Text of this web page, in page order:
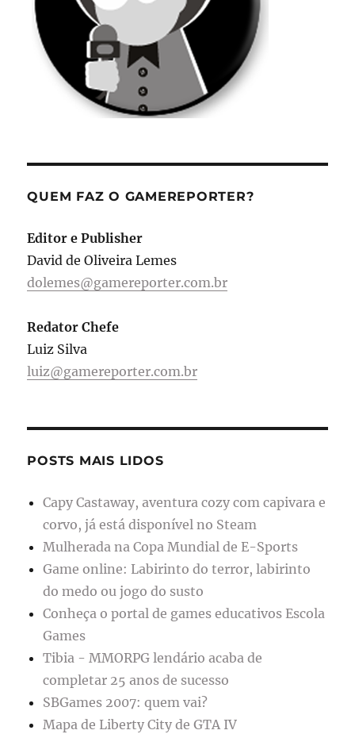
QUEM FAZ O GAMEREPORTER?
Editor e Publisher
David de Oliveira Lemes
dolemes@gamereporter.com.br
Redator Chefe
Luiz Silva
luiz@gamereporter.com.br
POSTS MAIS LIDOS
Capy Castaway, aventura cozy com capivara e
corvo, já está disponível no Steam
Mulherada na Copa Mundial de E-Sports
Game online: Labirinto do terror, labirinto
do medo ou jogo do susto
Conheça o portal de games educativos Escola
Games
Tibia - MMORPG lendário acaba de
completar 25 anos de sucesso
SBGames 2007: quem vai?
Mapa de Liberty City de GTA IV